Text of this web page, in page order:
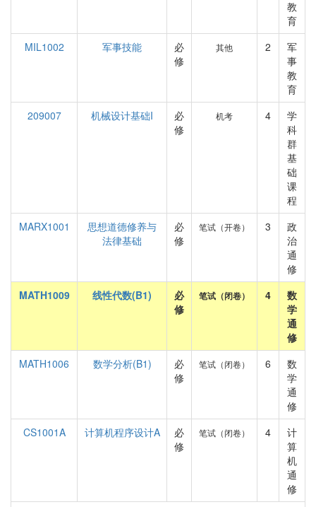
教
育
MIL1002
军事技能
必
修
其他 2
军
事
教
育
209007
机械设计基础I
必
修
机考 4
学
科
群
基
础
课
程
MARX1001
思想道德修养与
法律基础
必
修
笔试（开卷） 3
政
治
通
修
MATH1009
线性代数(B1)
必
修
笔试（闭卷） 4
数
学
通
修
MATH1006
数学分析(B1)
必
修
笔试（闭卷） 6
数
学
通
修
CS1001A
计算机程序设计A
必
修
笔试（闭卷） 4
计
算
机
通
修